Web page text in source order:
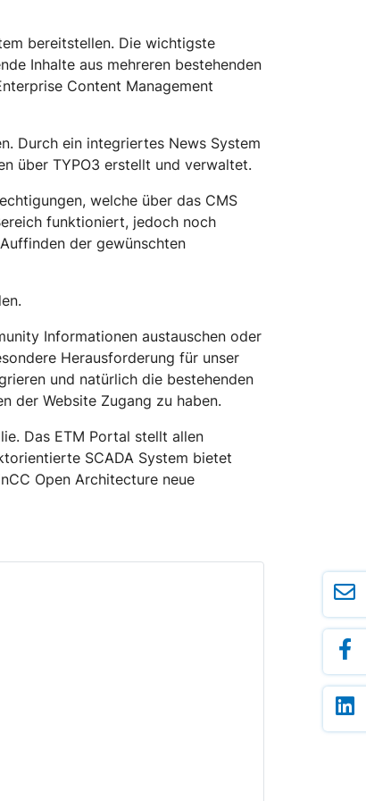
bereitstellen. Die wichtigste
Inhalte aus mehreren bestehenden
Content Management
Durch ein integriertes News System
über TYPO3 erstellt und verwaltet.
welche über das CMS
funktioniert, jedoch noch
der gewünschten
Informationen austauschen oder
Herausforderung für unser
und natürlich die bestehenden
der Website Zugang zu haben.
Das ETM Portal stellt allen
SCADA System bietet
Open Architecture neue